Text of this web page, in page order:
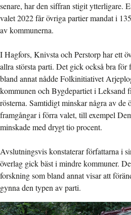
senare, har den siffran stigit ytterligare.
valet 2022 får övriga partier mandat i
av kommunerna.
I Hagfors, Knivsta och Perstorp har ett
allra största parti. Det gick också bra för
bland annat nådde Folkinitiativet
kommunen och Bygdepartiet i Leksand
rösterna. Samtidigt minskar några av de
framgångar i förra valet, till exempel
minskade med drygt tio procent.
Avslutningsvis konstaterar författarna i
överlag gick bäst i mindre kommuner.
forskning som bland annat visar att
gynna den typen av parti.